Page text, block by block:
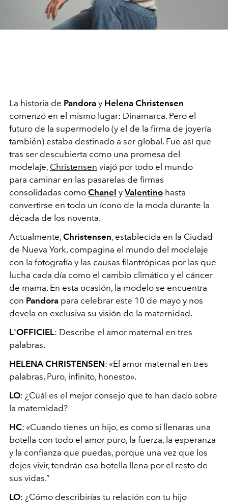
La historia de Pandora y Helena Christensen
comenzó en el mismo lugar: Dinamarca. Pero el
futuro de la supermodelo (y el de la firma de joyería
también) estaba destinado a ser global. Fue así que
tras ser descubierta como una promesa del
modelaje, Christensen viajó por todo el mundo
para caminar en las pasarelas de firmas
consolidadas como Chanel y Valentino hasta
convertirse en todo un ícono de la moda durante la
década de los noventa.
Actualmente, Christensen, establecida en la Ciudad
de Nueva York, compagina el mundo del modelaje
con la fotografía y las causas filantrópicas por las que
lucha cada día como el cambio climático y el cáncer
de mama. En esta ocasión, la modelo se encuentra
con Pandora para celebrar este 10 de mayo y nos
devela en exclusiva su visión de la maternidad.
L'OFFICIEL: Describe el amor maternal en tres
palabras.
HELENA CHRISTENSEN: «El amor maternal en tres
palabras. Puro, infinito, honesto».
LO: ¿Cuál es el mejor consejo que te han dado sobre
la maternidad?
HC: «Cuando tienes un hijo, es como si llenaras una
botella con todo el amor puro, la fuerza, la esperanza
y la confianza que puedas, porque una vez que los
dejes vivir, tendrán esa botella llena por el resto de
sus vidas.”
LO: ¿Cómo describirías tu relación con tu hijo